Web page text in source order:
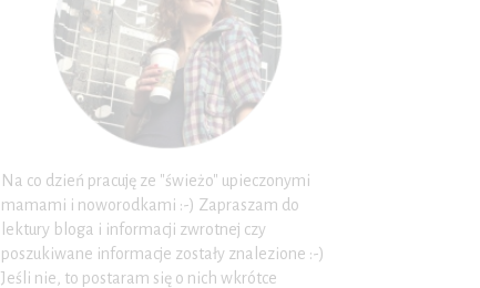
Na co dzień pracuję ze "świeżo" upieczonymi
mamami i noworodkami :-) Zapraszam do
lektury bloga i informacji zwrotnej czy
poszukiwane informacje zostały znalezione :-)
Jeśli nie, to postaram się o nich wkrótce